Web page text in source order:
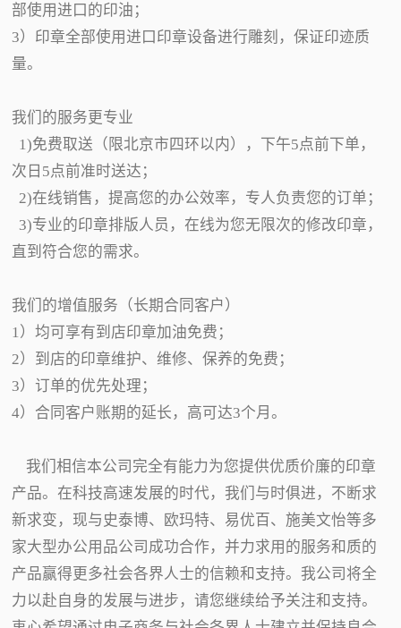
部使用进口的印油；
3）印章全部使用进口印章设备进行雕刻，保证印迹质
量。
我们的服务更专业
1)免费取送（限北京市四环以内），下午5点前下单，
次日5点前准时送达；
2)在线销售，提高您的办公效率，专人负责您的订单；
3)专业的印章排版人员，在线为您无限次的修改印章，
直到符合您的需求。
我们的增值服务（长期合同客户）
1）均可享有到店印章加油免费；
2）到店的印章维护、维修、保养的免费；
3）订单的优先处理；
4）合同客户账期的延长，高可达3个月。
我们相信本公司完全有能力为您提供优质价廉的印章
产品。在科技高速发展的时代，我们与时俱进，不断求
新求变，现与史泰博、欧玛特、易优百、施美文怡等多
家大型办公用品公司成功合作，并力求用的服务和质的
产品赢得更多社会各界人士的信赖和支持。我公司将全
力以赴自身的发展与进步，请您继续给予关注和支持。